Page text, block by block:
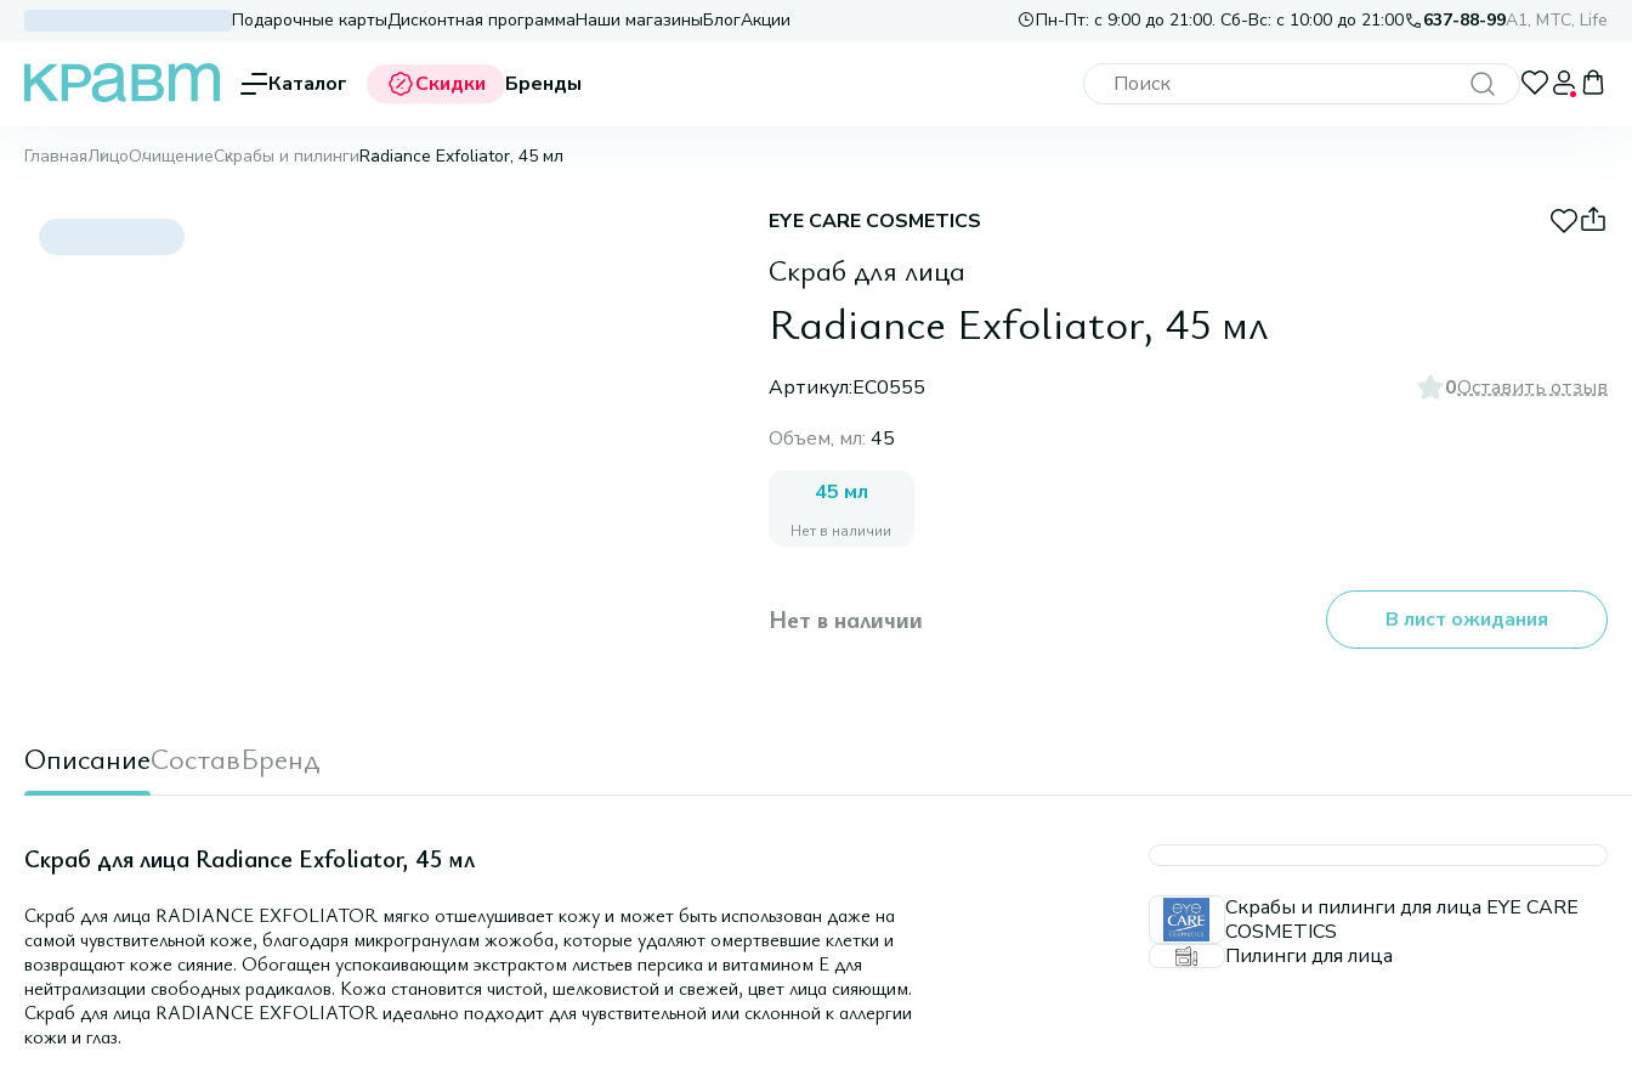
Подарочные картыДисконтная программаНаши магазиныБлогАкции Пн-Пт: с 9:00 до 21:00. Сб-Вс: с 10:00 до 21:00 637-88-99A1, МТС, Life
Каталог Скидки Бренды
ГлавнаяЛицоОчищениеСкрабы и пилингиRadiance Exfoliator, 45 мл
EYE CARE COSMETICS
Скраб для лица
Radiance Exfoliator, 45 мл
Артикул:EC0555 0Оставить отзыв
Объем, мл: 45
45 мл
Нет в наличии
Нет в наличии В лист ожидания
ОписаниеСоставБренд
Скраб для лица Radiance Exfoliator, 45 мл
Скраб для лица RADIANCE EXFOLIATOR мягко отшелушивает кожу и может быть использован даже на
самой чувствительной коже, благодаря микрогранулам жожоба, которые удаляют омертвевшие клетки и
возвращают коже сияние. Обогащен успокаивающим экстрактом листьев персика и витамином Е для
нейтрализации свободных радикалов. Кожа становится чистой, шелковистой и свежей, цвет лица сияющим.
Скраб для лица RADIANCE EXFOLIATOR идеально подходит для чувствительной или склонной к аллергии
кожи и глаз.
Скрабы и пилинги для лица EYE CARE
COSMETICS
Пилинги для лица